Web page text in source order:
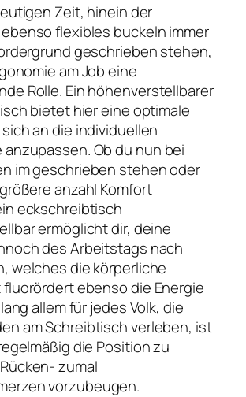
Zeit, hinein der
flexibles buckeln immer
geschrieben stehen,
am Job eine
Rolle. Ein höhenverstellbarer
bietet hier eine optimale
an die individuellen
Ob du nun bei
im geschrieben stehen oder
anzahl Komfort
eckschreibtisch
ermöglicht dir, deine
des Arbeitstags nach
welches die körperliche
ebenso die Energie
allem für jedes Volk, die
am Schreibtisch verleben, ist
die Position zu
zumal
vorzubeugen.